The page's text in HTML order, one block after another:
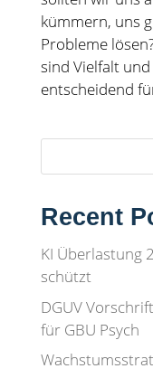
kümmern, uns
Probleme
sind Vielfalt
entscheidend
Recent
KI Überlastung
schützt
DGUV
für GBU Psych